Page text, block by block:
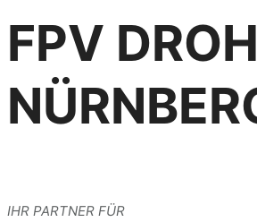
FPV
IHR PARTNER FÜR